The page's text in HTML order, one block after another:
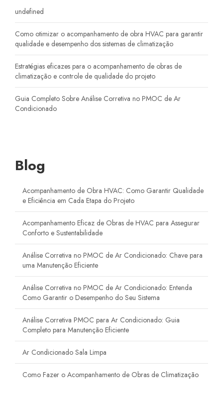
undefined
Como otimizar o acompanhamento de obra HVAC para garantir
qualidade e desempenho dos sistemas de climatização
Estratégias eficazes para o acompanhamento de obras de
climatização e controle de qualidade do projeto
Guia Completo Sobre Análise Corretiva no PMOC de Ar
Condicionado
Blog
Acompanhamento de Obra HVAC: Como Garantir Qualidade
e Eficiência em Cada Etapa do Projeto
Acompanhamento Eficaz de Obras de HVAC para Assegurar
Conforto e Sustentabilidade
Análise Corretiva no PMOC de Ar Condicionado: Chave para
uma Manutenção Eficiente
Análise Corretiva no PMOC de Ar Condicionado: Entenda
Como Garantir o Desempenho do Seu Sistema
Análise Corretiva PMOC para Ar Condicionado: Guia
Completo para Manutenção Eficiente
Ar Condicionado Sala Limpa
Como Fazer o Acompanhamento de Obras de Climatização